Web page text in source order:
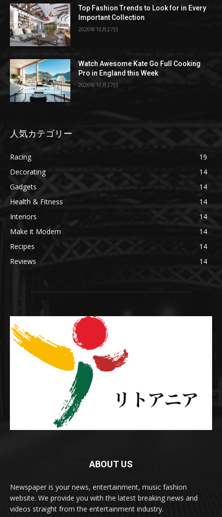
Top Fashion Trends to Look for in Every
Important Collection
2020年10月27日
Watch Awesome Kate Go Full Cooking
Pro in England this Week
2020年10月27日
人気カテゴリー
Racing
19
Decorating
14
Gadgets
14
Health & Fitness
14
Interiors
14
Make it Modern
14
Recipes
14
Reviews
14
ABOUT US
Newspaper is your news, entertainment, music fashion
website. We provide you with the latest breaking news and
videos straight from the entertainment industry.